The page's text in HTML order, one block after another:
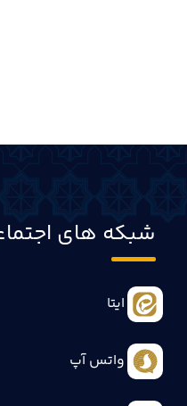
شبکه های
ایتا
واتس آپ